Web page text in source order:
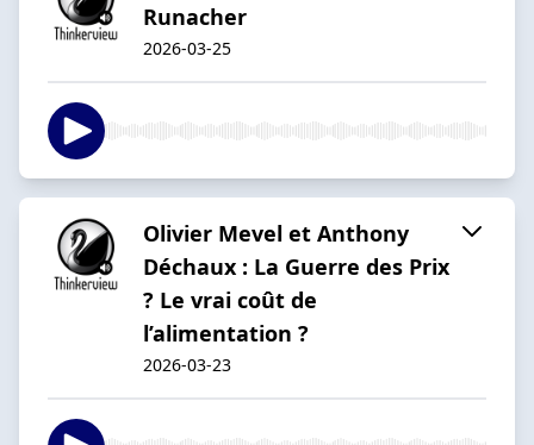
Runacher
2026-03-25
Olivier Mevel et Anthony
Déchaux : La Guerre des Prix
? Le vrai coût de
l’alimentation ?
2026-03-23